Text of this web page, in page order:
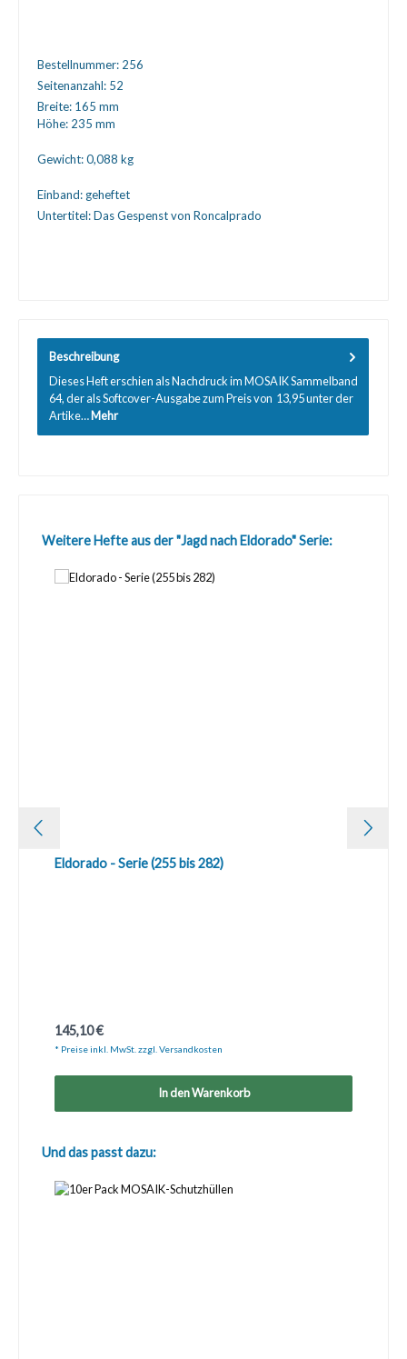
Bestellnummer: 256
Seitenanzahl: 52
Breite: 165 mm
Höhe: 235 mm
Gewicht:0,088 kg
Einband: geheftet
Untertitel:Das Gespenst von Roncalprado
Beschreibung
Dieses Heft erschien als Nachdruck im MOSAIK Sammelband
64, der als Softcover-Ausgabe zum Preis von  13,95 unter der
Artike…Mehr
Produktgalerie überspringen
Weitere Hefte aus der "Jagd nach Eldorado" Serie:
Eldorado - Serie (255 bis 282)
Regulärer Preis:
145,10 €
* Preise inkl. MwSt. zzgl. Versandkosten
In den Warenkorb
Produktgalerie überspringen
Und das passt dazu: